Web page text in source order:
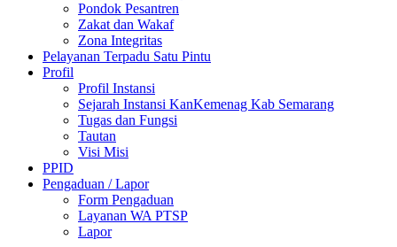
Pondok Pesantren
Zakat dan Wakaf
Zona Integritas
Pelayanan Terpadu Satu Pintu
Profil
Profil Instansi
Sejarah Instansi KanKemenag Kab Semarang
Tugas dan Fungsi
Tautan
Visi Misi
PPID
Pengaduan / Lapor
Form Pengaduan
Layanan WA PTSP
Lapor